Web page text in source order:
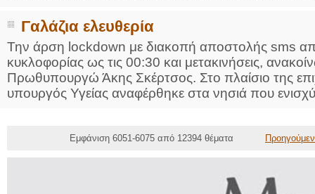
Γαλάζια ελευθερία
Την άρση lockdown με διακοπή αποστολής sms
κυκλοφορίας ως τις 00:30 και μετακινήσεις,
Πρωθυπουργώ Άκης Σκέρτσος. Στο πλαίσιο της
υπουργός Υγείας αναφέρθηκε στα νησιά που
Εμφάνιση 6051-6075 από 12394 θέματα